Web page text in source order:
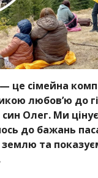
це сімейна
любов’ю до
Олег. Ми
до бажань
та